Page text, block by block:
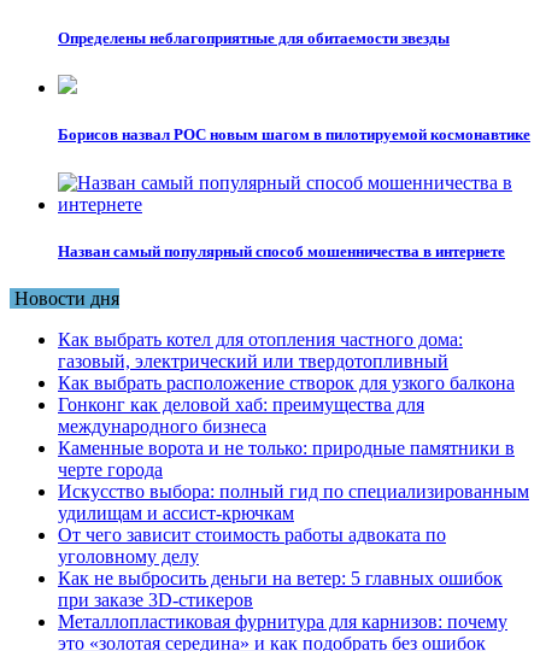
Определены неблагоприятные для обитаемости звезды
Борисов назвал РОС новым шагом в пилотируемой космонавтике
Назван самый популярный способ мошенничества в интернете
Новости дня
Как выбрать котел для отопления частного дома:
газовый, электрический или твердотопливный
Как выбрать расположение створок для узкого балкона
Гонконг как деловой хаб: преимущества для
международного бизнеса
Каменные ворота и не только: природные памятники в
черте города
Искусство выбора: полный гид по специализированным
удилищам и ассист-крючкам
От чего зависит стоимость работы адвоката по
уголовному делу
Как не выбросить деньги на ветер: 5 главных ошибок
при заказе 3D-стикеров
Металлопластиковая фурнитура для карнизов: почему
это «золотая середина» и как подобрать без ошибок